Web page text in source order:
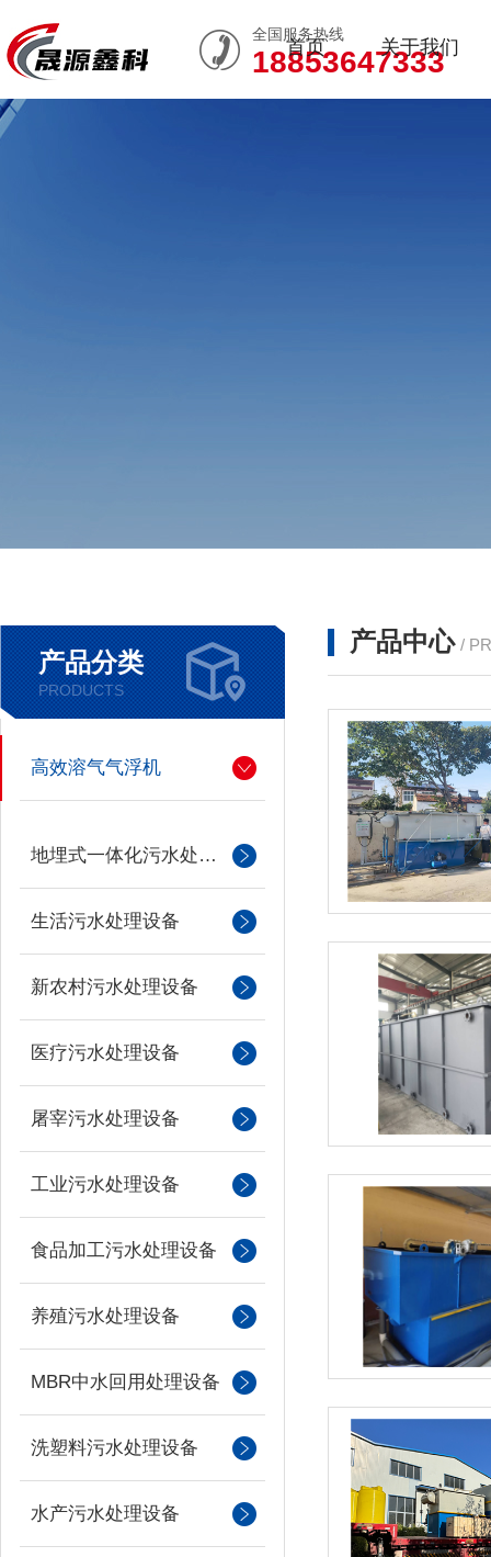
全国服务热线
18853647333
首页 关于我们
产品分类
PRODUCTS
高效溶气气浮机
地埋式一体化污水处理设备
生活污水处理设备
新农村污水处理设备
医疗污水处理设备
屠宰污水处理设备
工业污水处理设备
食品加工污水处理设备
养殖污水处理设备
MBR中水回用处理设备
洗塑料污水处理设备
水产污水处理设备
产品中心 /